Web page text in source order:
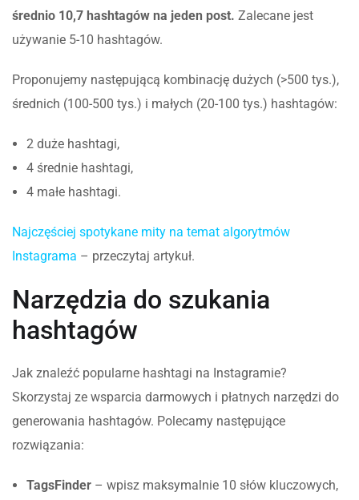
średnio 10,7 hashtagów na jeden post. Zalecane jest
używanie 5-10 hashtagów.
Proponujemy następującą kombinację dużych (>500 tys.),
średnich (100-500 tys.) i małych (20-100 tys.) hashtagów:
2 duże hashtagi,
4 średnie hashtagi,
4 małe hashtagi.
Najczęściej spotykane mity na temat algorytmów
Instagrama – przeczytaj artykuł.
Narzędzia do szukania
hashtagów
Jak znaleźć popularne hashtagi na Instagramie?
Skorzystaj ze wsparcia darmowych i płatnych narzędzi do
generowania hashtagów. Polecamy następujące
rozwiązania:
TagsFinder – wpisz maksymalnie 10 słów kluczowych,